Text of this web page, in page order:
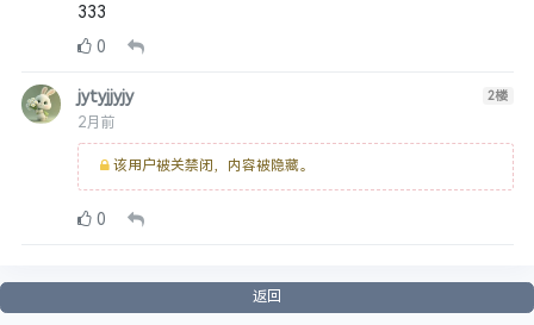
333
0
jytyjjyjy
2月前
2楼
该用户被关禁闭，内容被隐藏。
0
返回